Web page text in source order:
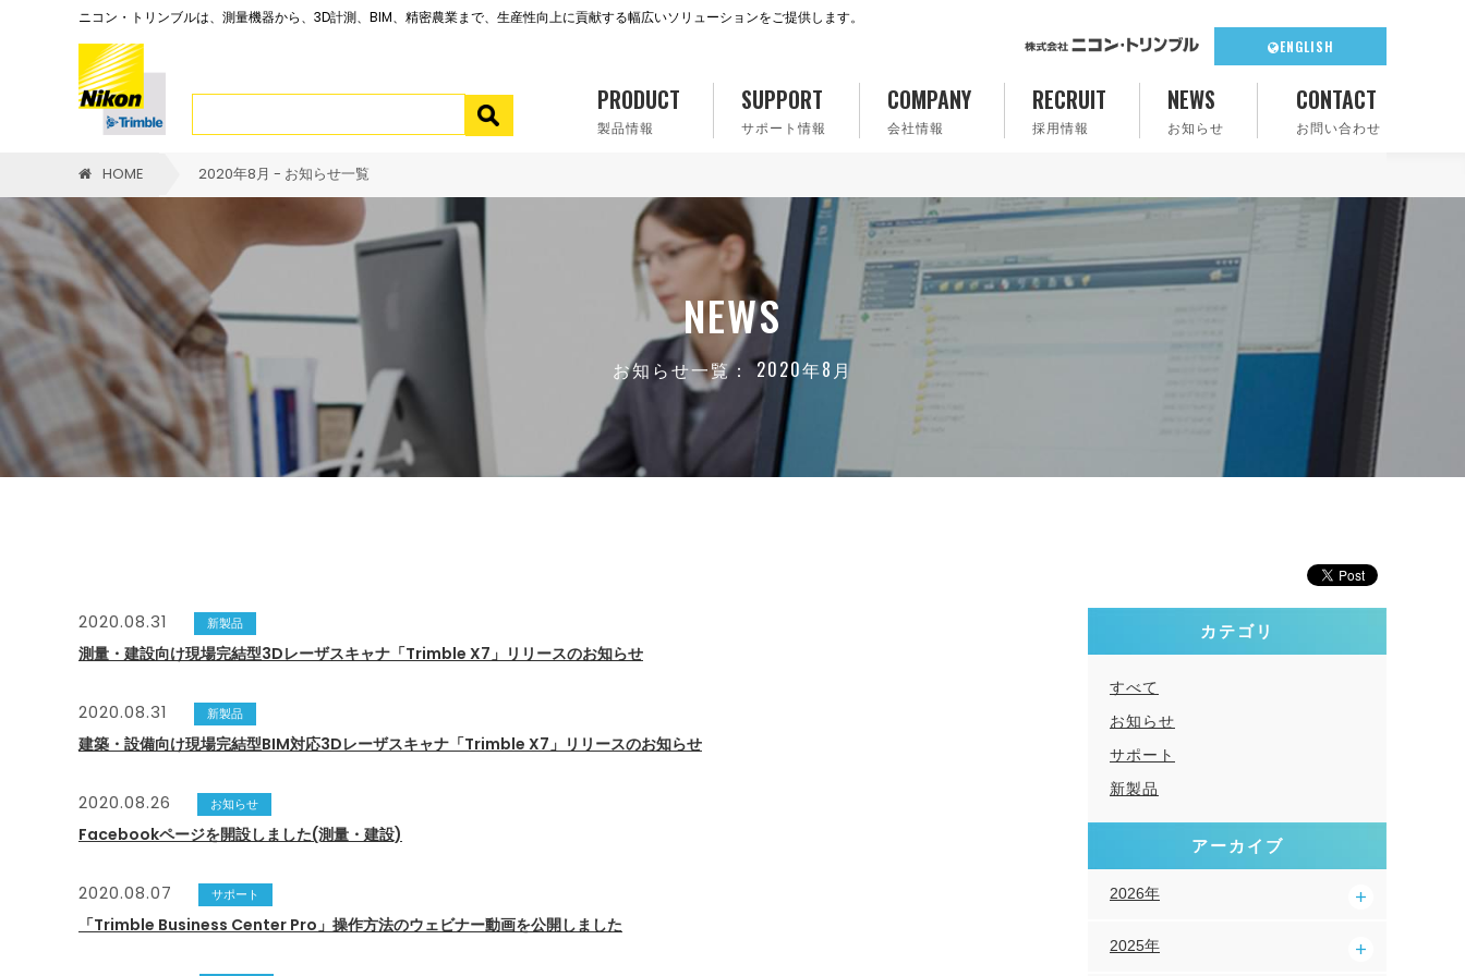
ニコン・トリンブルは、測量機器から、3D計測、BIM、精密農業まで、生産性向上に貢献する幅広いソリューションをご提供します。
ENGLISH
PRODUCT
製品情報
SUPPORT
サポート情報
COMPANY
会社情報
RECRUIT
採用情報
NEWS
お知らせ
CONTACT
お問い合わせ
HOME 2020年8月 - お知らせ一覧
NEWS
お知らせ一覧： 2020年8月
2020.08.31 新製品
測量・建設向け現場完結型3Dレーザスキャナ「Trimble X7」リリースのお知らせ
2020.08.31 新製品
建築・設備向け現場完結型BIM対応3Dレーザスキャナ「Trimble X7」リリースのお知らせ
2020.08.26 お知らせ
Facebookページを開設しました(測量・建設)
2020.08.07 サポート
「Trimble Business Center Pro」操作方法のウェビナー動画を公開しました
カテゴリ
すべて
お知らせ
サポート
新製品
アーカイブ
2026年
2025年